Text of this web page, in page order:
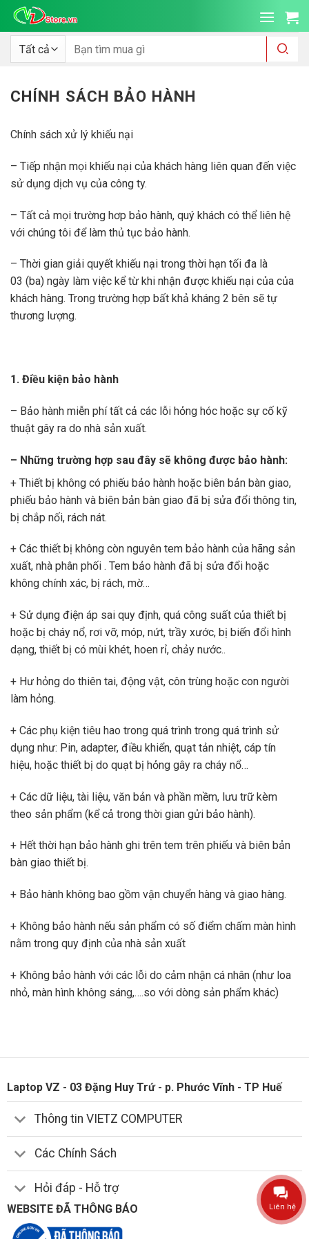
qua
dung
Tìm
kiếm:
CHÍNH SÁCH BẢO HÀNH
Chính sách xử lý khiếu nại
– Tiếp nhận mọi khiếu nại của khách hàng liên quan đến việc
sử dụng dịch vụ của công ty.
– Tất cả mọi trường hơp bảo hành, quý khách có thể liên hệ
với chúng tôi để làm thủ tục bảo hành.
– Thời gian giải quyết khiếu nại trong thời hạn tối đa là
03 (ba) ngày làm việc kể từ khi nhận được khiếu nại của của
khách hàng. Trong trường hợp bất khả kháng 2 bên sẽ tự
thương lượng.
1. Điều kiện bảo hành
– Bảo hành miễn phí tất cả các lỗi hỏng hóc hoặc sự cố kỹ
thuật gây ra do nhà sản xuất.
– Những trường hợp sau đây sẽ không được bảo hành:
+ Thiết bị không có phiếu bảo hành hoặc biên bản bàn giao,
phiếu bảo hành và biên bản bàn giao đã bị sửa đổi thông tin,
bị chắp nối, rách nát.
+ Các thiết bị không còn nguyên tem bảo hành của hãng sản
xuất, nhà phân phối . Tem bảo hành đã bị sửa đổi hoặc
không chính xác, bị rách, mờ…
+ Sử dụng điện áp sai quy định, quá công suất của thiết bị
hoặc bị cháy nổ, rơi vỡ, móp, nứt, trầy xước, bị biến đổi hình
dạng, thiết bị có mùi khét, hoen rỉ, chảy nước..
+ Hư hỏng do thiên tai, động vật, côn trùng hoặc con người
làm hỏng.
+ Các phụ kiện tiêu hao trong quá trình trong quá trình sử
dụng như: Pin, adapter, điều khiển, quạt tản nhiệt, cáp tín
hiệu, hoặc thiết bị do quạt bị hỏng gây ra cháy nổ…
+ Các dữ liệu, tài liệu, văn bản và phần mềm, lưu trữ kèm
theo sản phẩm (kể cả trong thời gian gửi bảo hành).
+ Hết thời hạn bảo hành ghi trên tem trên phiếu và biên bản
bàn giao thiết bị.
+ Bảo hành không bao gồm vận chuyển hàng và giao hàng.
+ Không bảo hành nếu sản phẩm có số điểm chấm màn hình
nằm trong quy định của nhà sản xuất
+ Không bảo hành với các lỗi do cảm nhận cá nhân (như loa
nhỏ, màn hình không sáng,….so với dòng sản phẩm khác)
Laptop VZ - 03 Đặng Huy Trứ - p. Phước Vĩnh - TP Huế
Thông tin VIETZ COMPUTER
Các Chính Sách
Hỏi đáp - Hỗ trợ
WEBSITE ĐÃ THÔNG BÁO Liên hệ